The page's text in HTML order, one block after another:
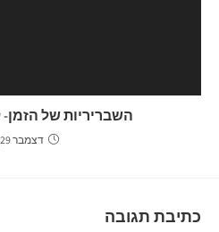
השבריריות של
דצמבר 29, 2023
כתיבת תגובה